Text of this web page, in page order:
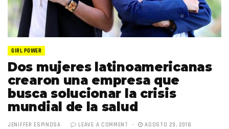
GIRL POWER
Dos mujeres latinoamericanas
crearon una empresa que
busca solucionar la crisis
mundial de la salud
JENIFFER ESPINOSA LEAVE A COMMENT AGOSTO 29, 2018